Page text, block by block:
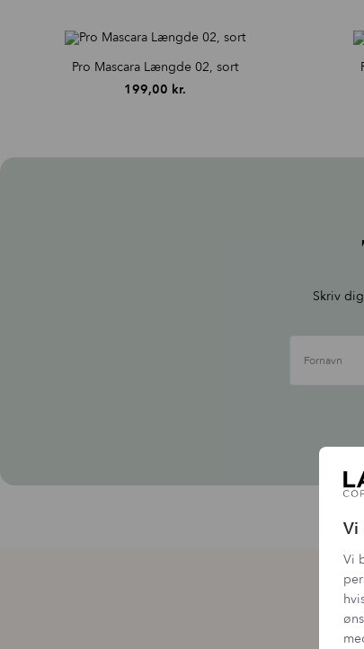
var:
796,00 kr..
er:
379,00 kr..
Pro Mascara Længde 02, sort
199,00 kr.
Skriv
Fornavn
Vi
Vi